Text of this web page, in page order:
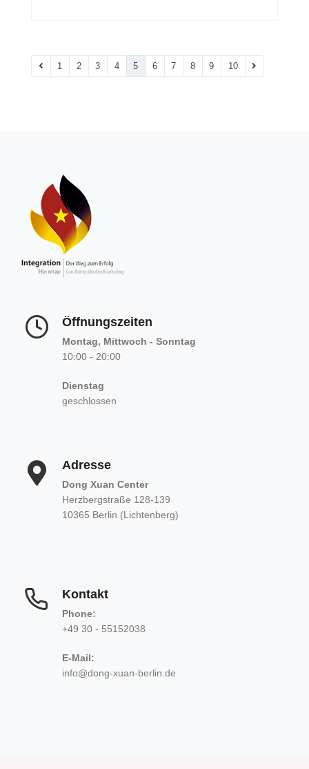
1 2 3 4 5 6 7 8 9 10
Öffnungszeiten
Montag, Mittwoch - Sonntag
10:00 - 20:00
Dienstag
geschlossen
Adresse
Dong Xuan Center
Herzbergstraße 128-139
10365 Berlin (Lichtenberg)
Kontakt
Phone:
+49 30 - 55152038
E-Mail:
info@dong-xuan-berlin.de